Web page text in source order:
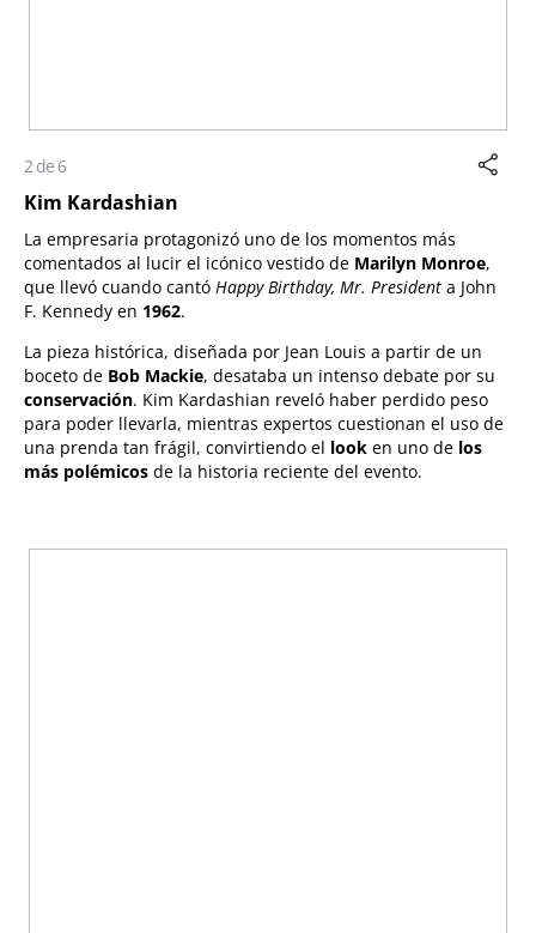
2 de 6
Kim Kardashian
La empresaria protagonizó uno de los momentos más
comentados al lucir el icónico vestido de Marilyn Monroe,
que llevó cuando cantó Happy Birthday, Mr. President a John
F. Kennedy en 1962.
La pieza histórica, diseñada por Jean Louis a partir de un
boceto de Bob Mackie, desataba un intenso debate por su
conservación. Kim Kardashian reveló haber perdido peso
para poder llevarla, mientras expertos cuestionan el uso de
una prenda tan frágil, convirtiendo el look en uno de los
más polémicos de la historia reciente del evento.